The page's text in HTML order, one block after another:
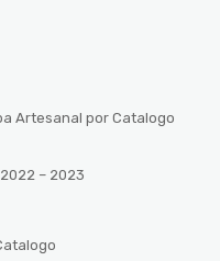
Artesanal por Catalogo
2022 – 2023